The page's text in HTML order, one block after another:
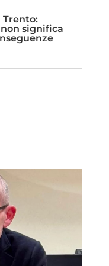
Trento:
significa